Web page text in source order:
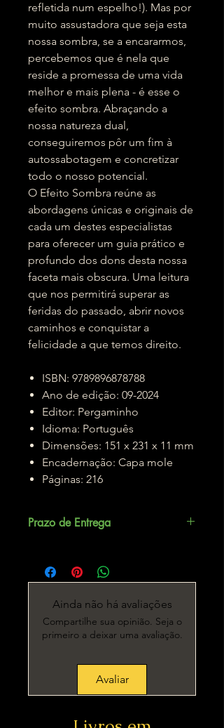
refletida num espelho!). Mas por
muito assustadora que seja esta
nossa sombra, se a encararmos,
percebemos que é nela que
reside a promessa de uma vida
melhor e mais plena - é esse o
efeito sombra. Abraçando a
nossa natureza dual,
conseguiremos pôr um fim à
autossabotagem e concretizar
todo o nosso potencial.
O Efeito Sombra reúne as
abordagens únicas e originais de
cada um destes especialistas
para oferecer um guia prático e
profundo dos dons desta nossa
faceta mais obscura. Uma leitura
que nos permitirá superar as
feridas do passado, abrir novos
caminhos e conquistar a
felicidade a que temos direito.
ISBN: 9789896878788
Ano de edição: 09-2024
Editor: Pergaminho
Idioma: Português
Dimensões: 151 x 231 x 11 mm
Encadernação: Capa mole
Páginas: 216
Prazo de Entrega
Ainda não há avaliações
Compartilhe sua opinião. Seja o
primeiro a deixar uma avaliação.
Avaliar